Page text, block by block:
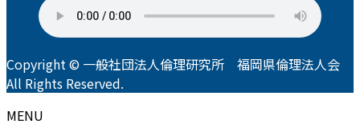
Copyright © 一般社団法人倫理研究所 福岡県倫理法人会
All Rights Reserved.
MENU